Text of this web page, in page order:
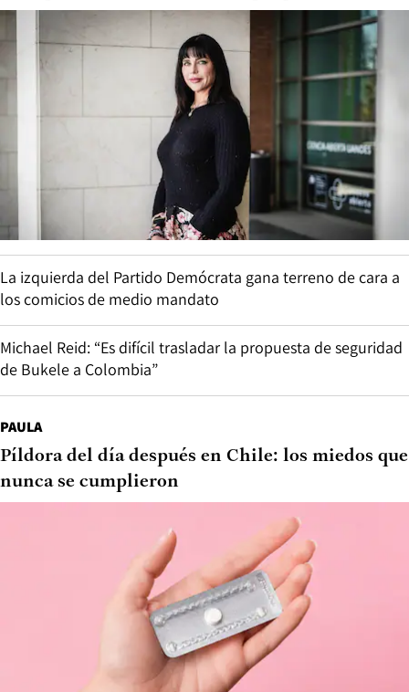
La izquierda del Partido Demócrata gana terreno de cara a
los comicios de medio mandato
Michael Reid: “Es difícil trasladar la propuesta de seguridad
de Bukele a Colombia”
PAULA
Píldora del día después en Chile: los miedos que
nunca se cumplieron